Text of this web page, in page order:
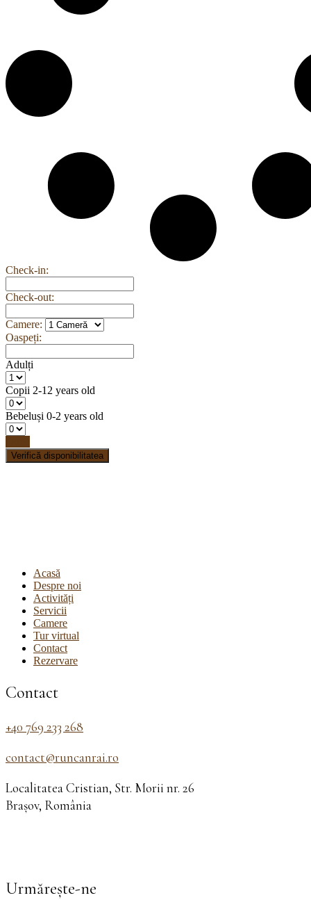
Check-in:
Check-out:
Camere:
Oaspeți:
Adulți
Copii 2-12 years old
Bebeluși 0-2 years old
Verifică disponibilitatea
Acasă
Despre noi
Activități
Servicii
Camere
Tur virtual
Contact
Rezervare
Contact
+40 769 233 268
contact@runcanrai.ro
Localitatea Cristian, Str. Morii nr. 26
Brașov, România
Urmărește-ne